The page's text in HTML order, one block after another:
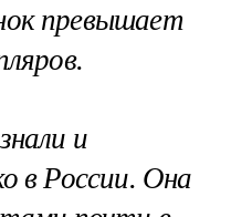
превышает
и
в России. Она